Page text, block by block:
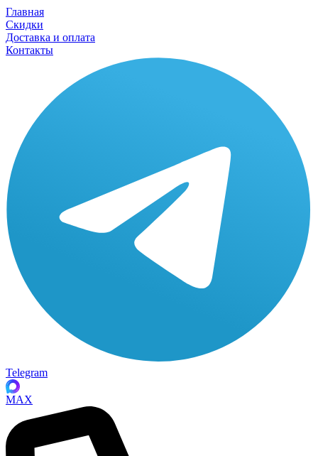
Главная
Скидки
Доставка и оплата
Контакты
Telegram
MAX